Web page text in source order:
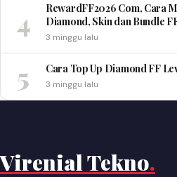
4
RewardFF2026 Com, Cara
Diamond, Skin dan Bundle
3 minggu lalu
5 Cara Top Up Diamond FF
3 minggu lalu
Virenial Tekno.